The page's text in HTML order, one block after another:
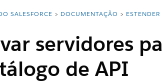
aqui:
SALESFORCE DOCUMENTAÇÃO
servidores
de API